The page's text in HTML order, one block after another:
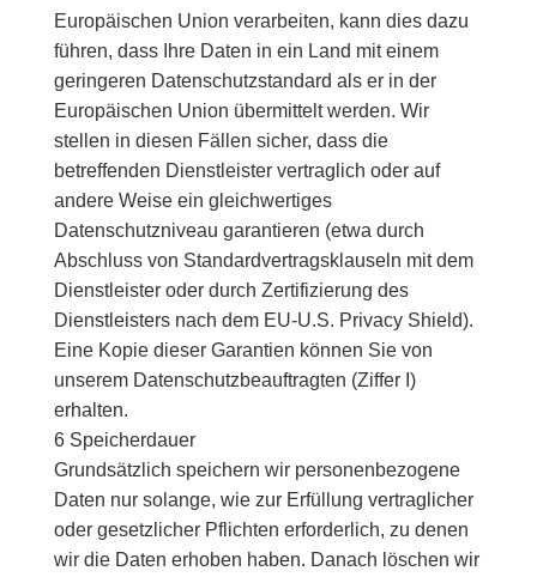
Europäischen Union verarbeiten, kann dies dazu
führen, dass Ihre Daten in ein Land mit einem
geringeren Datenschutzstandard als er in der
Europäischen Union übermittelt werden. Wir
stellen in diesen Fällen sicher, dass die
betreffenden Dienstleister vertraglich oder auf
andere Weise ein gleichwertiges
Datenschutzniveau garantieren (etwa durch
Abschluss von Standardvertragsklauseln mit dem
Dienstleister oder durch Zertifizierung des
Dienstleisters nach dem EU-U.S. Privacy Shield).
Eine Kopie dieser Garantien können Sie von
unserem Datenschutzbeauftragten (Ziffer I)
erhalten.
6 Speicherdauer
Grundsätzlich speichern wir personenbezogene
Daten nur solange, wie zur Erfüllung vertraglicher
oder gesetzlicher Pflichten erforderlich, zu denen
wir die Daten erhoben haben. Danach löschen wir